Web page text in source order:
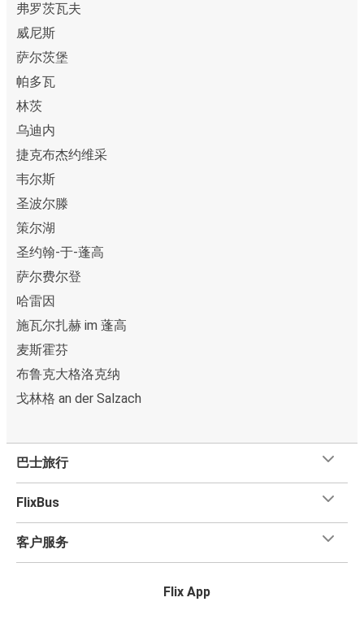
弗罗茨瓦夫
威尼斯
萨尔茨堡
帕多瓦
林茨
乌迪内
捷克布杰约维采
韦尔斯
圣波尔滕
策尔湖
圣约翰-于-蓬高
萨尔费尔登
哈雷因
施瓦尔扎赫 im 蓬高
麦斯霍芬
布鲁克大格洛克纳
戈林格 an der Salzach
巴士旅行
FlixBus
客户服务
Flix App